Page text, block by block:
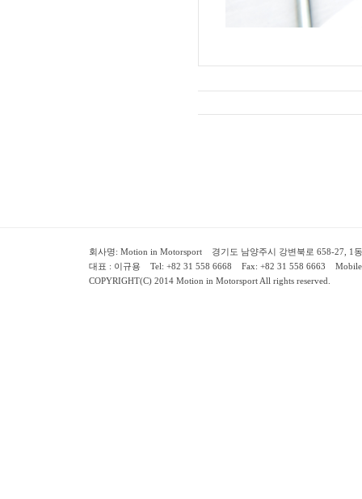
회사명: Motion in Motorsport 경기도 남양주시 강변북로 658-27, 1동
대표 : 이규용 Tel: +82 31 558 6668 Fax: +82 31 558 6663
COPYRIGHT(C) 2014 Motion in Motorsport All rights reserved.